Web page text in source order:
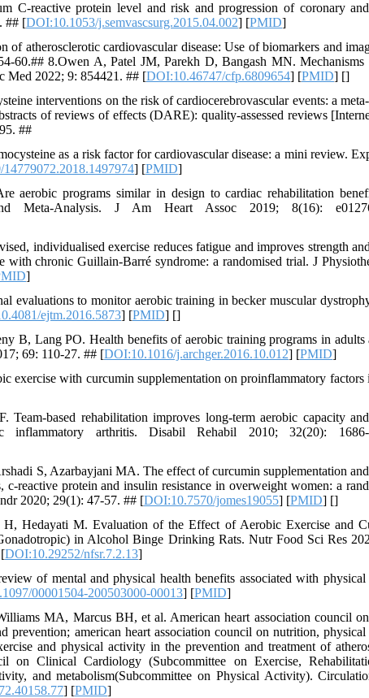
C-reactive protein level and risk and progression of coronary
## [DOI:10.1053/j.semvascsurg.2015.04.002] [PMID]
atherosclerotic cardiovascular disease: Use of biomarkers and
60.## 8.Owen A, Patel JM, Parekh D, Bangash MN. Mechanisms
Med 2022; 9: 854421. ## [DOI:10.46747/cfp.6809654] [PMID] []
interventions on the risk of cardiocerebrovascular events: a
of reviews of effects (DARE): quality-assessed reviews
##
as a risk factor for cardiovascular disease: a mini review.
] [PMID]
aerobic programs similar in design to cardiac rehabilitation
Meta-Analysis. J Am Heart Assoc 2019; 8(16):
individualised exercise reduces fatigue and improves strength
with chronic Guillain-Barré syndrome: a randomised trial. J
]
evaluations to monitor aerobic training in becker muscular
ejtm.2016.5873] [PMID] []
B, Lang PO. Health benefits of aerobic training programs in adults
69: 110-27. ## [DOI:10.1016/j.archger.2016.10.012] [PMID]
exercise with curcumin supplementation on proinflammatory factors
based rehabilitation improves long-term aerobic capacity
arthritis. Disabil Rehabil 2010; 32(20):
S, Azarbayjani MA. The effect of curcumin supplementation
reactive protein and insulin resistance in overweight women: a
2020; 29(1): 47-57. ## [DOI:10.7570/jomes19055] [PMID] []
Hedayati M. Evaluation of the Effect of Aerobic Exercise and
in Alcohol Binge Drinking Rats. Nutr Food Sci Res
DOI:10.29252/nfsr.7.2.13]
of mental and physical health benefits associated with physical
00001504-200503000-00013] [PMID]
MA, Marcus BH, et al. American heart association council
prevention; american heart association council on nutrition,
and physical activity in the prevention and treatment of
on Clinical Cardiology (Subcommittee on Exercise,
and metabolism(Subcommittee on Physical Activity).
] [PMID]